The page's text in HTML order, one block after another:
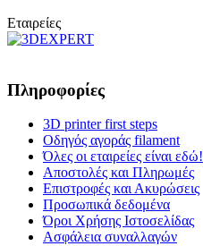
Εταιρείες
Πληροφορίες
3D printer first steps
Οδηγός αγοράς filament
Όλες οι εταιρείες είναι εδώ!
Αποστολές και Πληρωμές
Επιστροφές και Ακυρώσεις
Προσωπικά δεδομένα
Όροι Χρήσης Ιστοσελίδας
Ασφάλεια συναλλαγών